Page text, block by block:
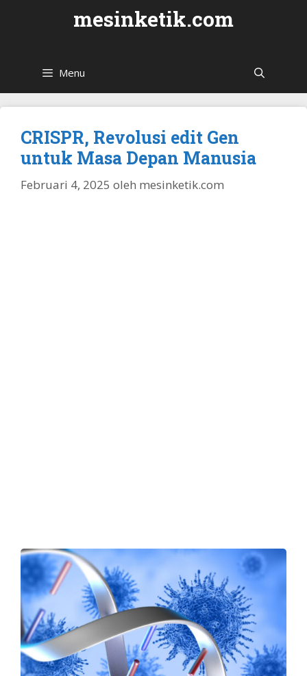
mesinketik.com
Menu
CRISPR, Revolusi edit Gen
untuk Masa Depan Manusia
Februari 4, 2025 oleh mesinketik.com